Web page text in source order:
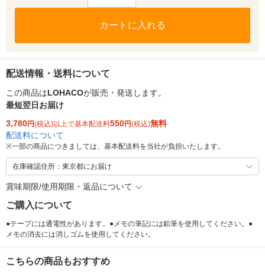
カートに入れる
配送情報・送料について
この商品はLOHACOが販売・発送します。
最短翌日お届け
3,780円(税込)以上で基本配送料550円(税込)無料
配送料について
※一部の商品につきましては、基本配送料を当社が負担いたします。
在庫確認住所：東京都にお届け
賞味期限/使用期限・返品について
ご購入について
●テープには通電性があります。●メモの筆記には鉛筆を使用してください。●
メモの消去には消しゴムを使用してください。
こちらの商品もおすすめ